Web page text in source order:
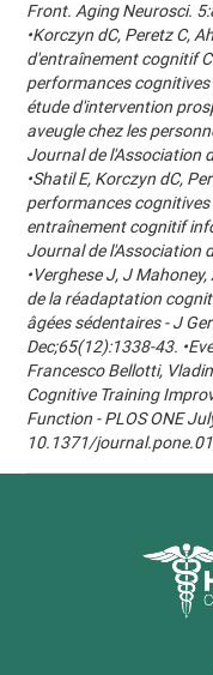
Front. Aging Neurosci.
•Korczyn dC, Peretz C,
d'entraînement cognitif
performances
étude d'intervention
aveugle chez les
Journal de l'Association
•Shatil E, Korczyn dC,
performances
entraînement cognitif
Journal de l'Association
•Verghese J, J
de la réadaptation
âgées sédentaires - J
Dec;65(12):1338-43.
Francesco Bellotti,
Cognitive Training
Function - PLOS ONE
10.1371/